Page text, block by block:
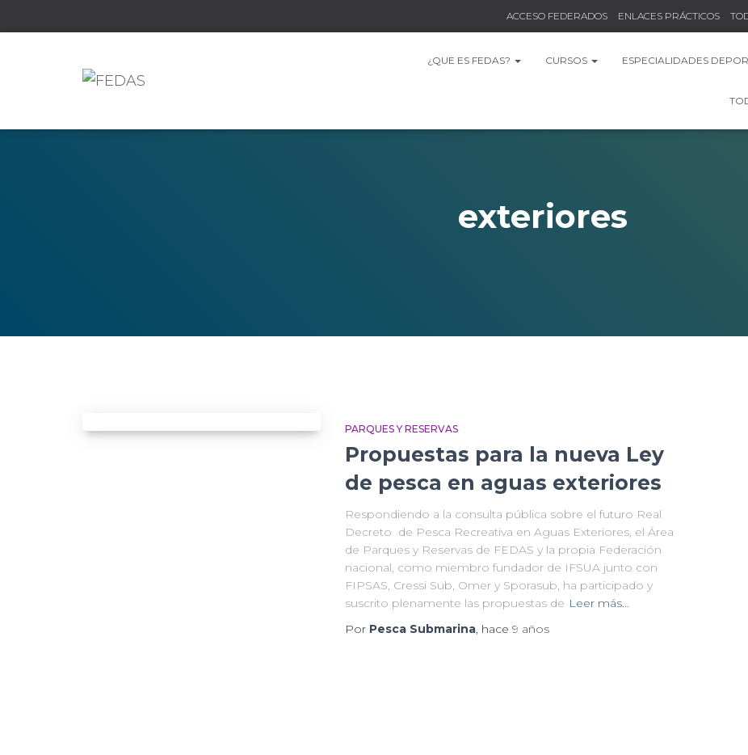
ACCESO FEDERADOS ENLACES PRÁCTICOS
¿QUE ES FEDAS? CURSOS ESPECIALIDADES
exteriores
PARQUES Y RESERVAS
Propuestas para la nueva Ley
de pesca en aguas exteriores
Respondiendo a la consulta pública sobre el futuro Real
Decreto de Pesca Recreativa en Aguas Exteriores, el Área
de Parques y Reservas de FEDAS y la propia Federación
nacional, como miembro fundador de IFSUA junto con
FIPSAS, Cressi Sub, Omer y Sporasub, ha participado y
suscrito plenamente las propuestas de Leer más…
Por Pesca Submarina, hace 9 años